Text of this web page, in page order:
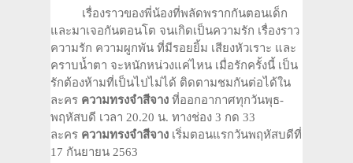
เรื่องราวของพี่น้องที่พลัดพรากกันตอนเด็ก
และมาเจอกันตอนโต จนเกิดเป็นความรัก เรื่องราว
ความรัก ความผูกพัน ที่มีรอยยิ้ม เสียงหัวเราะ และ
คราบน้ำตา จะหนักหน่วงแค่ไหน เมื่อรักครั้งนี้ เป็น
รักต้องห้ามที่เป็นไปไม่ได้ ติดตามชมกันต่อได้ใน
ละคร ความทรงจำสีจาง ที่ออกอากาศทุกวันพุธ-
พฤหัสบดี เวลา 20.20 น. ทางช่อง 3 กด 33
ละคร ความทรงจำสีจาง เริ่มตอนแรกวันพฤหัสบดีที่
17 กันยายน 2563